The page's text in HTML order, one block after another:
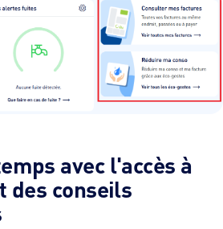
avec l'accès à
des conseils